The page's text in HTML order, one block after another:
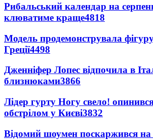
Рибальський календар на
клюватиме краще4818
Модель продемонструвала
Греції4498
Дженніфер Лопес відпочила в
близнюками3866
Лідер гурту Ногу свело!
обстрілом у Києві3832
Відомий шоумен поскаржився на